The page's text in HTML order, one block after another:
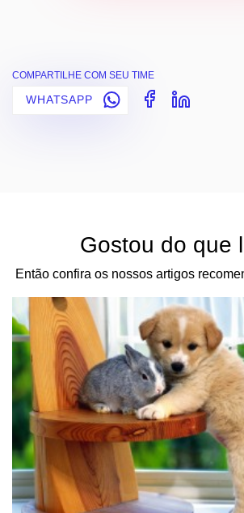
COMPARTILHE COM SEU TIME
WHATSAPP
Gostou do que
Então confira os nossos artigos